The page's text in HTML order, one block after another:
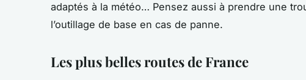
adaptés à la météo… Pensez aussi à prendre une
l’outillage de base en cas de panne.
Les plus belles routes de France